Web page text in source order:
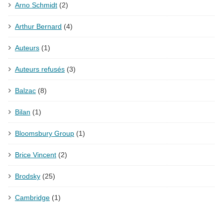
Arno Schmidt (2)
Arthur Bernard (4)
Auteurs (1)
Auteurs refusés (3)
Balzac (8)
Bilan (1)
Bloomsbury Group (1)
Brice Vincent (2)
Brodsky (25)
Cambridge (1)